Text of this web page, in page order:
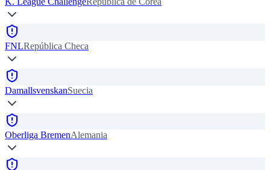
FNLRepública Checa
DamallsvenskanSuecia
Oberliga BremenAlemania